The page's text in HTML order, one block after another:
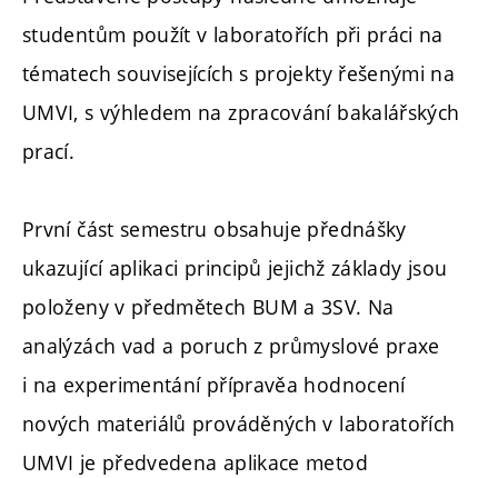
studentům použít v laboratořích při práci na
tématech souvisejících s projekty řešenými na
UMVI, s výhledem na zpracování bakalářských
prací.
První část semestru obsahuje přednášky
ukazující aplikaci principů jejichž základy jsou
položeny v předmětech BUM a 3SV. Na
analýzách vad a poruch z průmyslové praxe
i na experimentání přípravěa hodnocení
nových materiálů prováděných v laboratořích
UMVI je předvedena aplikace metod